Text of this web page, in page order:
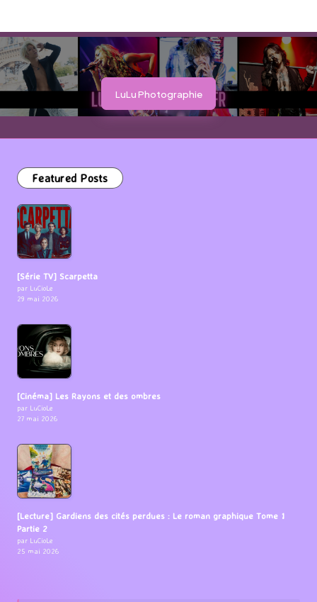
LuLu Photographie
Featured Posts
[Série TV] Scarpetta
par LuCioLe
29 mai 2026
[Cinéma] Les Rayons et des ombres
par LuCioLe
27 mai 2026
[Lecture] Gardiens des cités perdues : Le roman graphique Tome 1
Partie 2
par LuCioLe
25 mai 2026